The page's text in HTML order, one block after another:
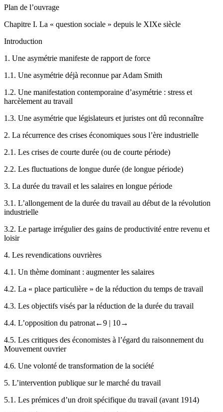
Plan de l’ouvrage
Chapitre I. La « question sociale » depuis le XIXe siècle
Introduction
1. Une asymétrie manifeste de rapport de force
1.1. Une asymétrie déjà reconnue par Adam Smith
1.2. Une manifestation contemporaine d’asymétrie : stress et
harcèlement au travail
1.3. Une asymétrie que législateurs et juristes ont dû reconnaître
2. La récurrence des crises économiques sous l’ère industrielle
2.1. Les crises de courte durée (ou de courte période)
2.2. Les fluctuations de longue durée (de longue période)
3. La durée du travail et les salaires en longue période
3.1. L’allongement de la durée du travail au début de la révolution
industrielle
3.2. Le partage irrégulier des gains de productivité entre revenu et
loisir
4. Les revendications ouvrières
4.1. Un thème dominant : augmenter les salaires
4.2. La « place particulière » de la réduction du temps de travail
4.3. Les objectifs visés par la réduction de la durée du travail
4.4. L’opposition du patronat←9 | 10→
4.5. Les critiques des économistes à l’égard du raisonnement du
Mouvement ouvrier
4.6. Une volonté de transformation de la société
5. L’intervention publique sur le marché du travail
5.1. Les prémices d’un droit spécifique du travail (avant 1914)